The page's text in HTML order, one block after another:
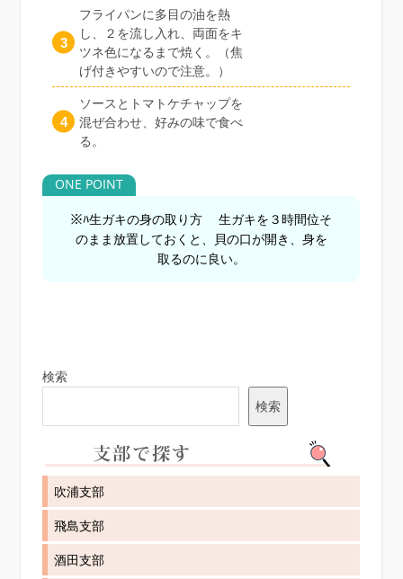
フライパンに多目の油を熱
し、２を流し入れ、両面をキ
ツネ色になるまで焼く。（焦
げ付きやすいので注意。）
ソースとトマトケチャップを
混ぜ合わせ、好みの味で食べ
る。
※ﾊ生ガキの身の取り方 生ガキを３時間位そ
のまま放置しておくと、貝の口が開き、身を
取るのに良い。
検索
検索
吹浦支部
飛島支部
酒田支部